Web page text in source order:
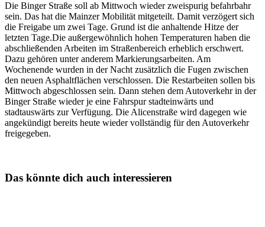
Die Binger Straße soll ab Mittwoch wieder zweispurig befahrbahr
sein. Das hat die Mainzer Mobilität mitgeteilt. Damit verzögert sich
die Freigabe um zwei Tage. Grund ist die anhaltende Hitze der
letzten Tage.Die außergewöhnlich hohen Temperaturen haben die
abschließenden Arbeiten im Straßenbereich erheblich erschwert.
Dazu gehören unter anderem Markierungsarbeiten. Am
Wochenende wurden in der Nacht zusätzlich die Fugen zwischen
den neuen Asphaltflächen verschlossen. Die Restarbeiten sollen bis
Mittwoch abgeschlossen sein. Dann stehen dem Autoverkehr in der
Binger Straße wieder je eine Fahrspur stadteinwärts und
stadtauswärts zur Verfügung. Die Alicenstraße wird dagegen wie
angekündigt bereits heute wieder vollständig für den Autoverkehr
freigegeben.
Das könnte dich auch interessieren